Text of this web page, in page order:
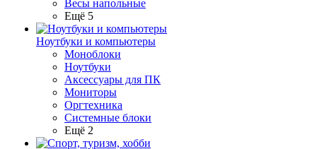
Весы напольные
Ещё 5
Ноутбуки и компьютеры
Моноблоки
Ноутбуки
Аксессуары для ПК
Мониторы
Оргтехника
Системные блоки
Ещё 2